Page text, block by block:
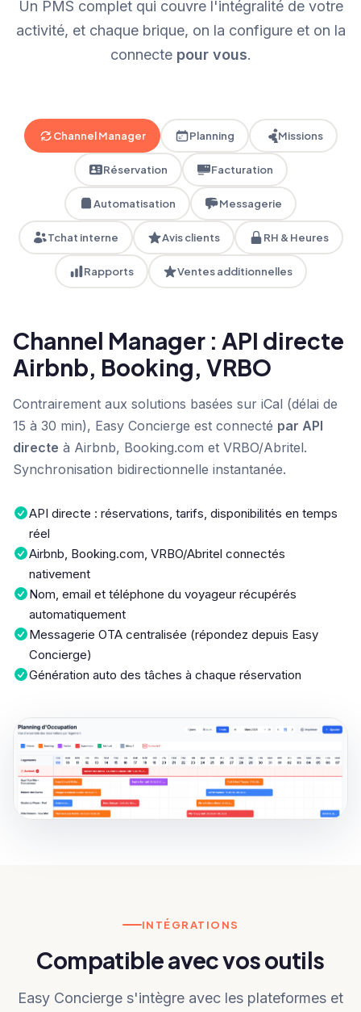
Un PMS complet qui couvre l'intégralité de votre
activité, et chaque brique, on la configure et on la
connecte pour vous.
Channel Manager Planning Missions
Réservation Facturation
Automatisation Messagerie
Tchat interne Avis clients RH & Heures
Rapports Ventes additionnelles
Channel Manager : API directe
Airbnb, Booking, VRBO
Contrairement aux solutions basées sur iCal (délai de
15 à 30 min), Easy Concierge est connecté par API
directe à Airbnb, Booking.com et VRBO/Abritel.
Synchronisation bidirectionnelle instantanée.
API directe : réservations, tarifs, disponibilités en temps
réel
Airbnb, Booking.com, VRBO/Abritel connectés
nativement
Nom, email et téléphone du voyageur récupérés
automatiquement
Messagerie OTA centralisée (répondez depuis Easy
Concierge)
Génération auto des tâches à chaque réservation
INTÉGRATIONS
Compatible avec vos outils
Easy Concierge s'intègre avec les plateformes et